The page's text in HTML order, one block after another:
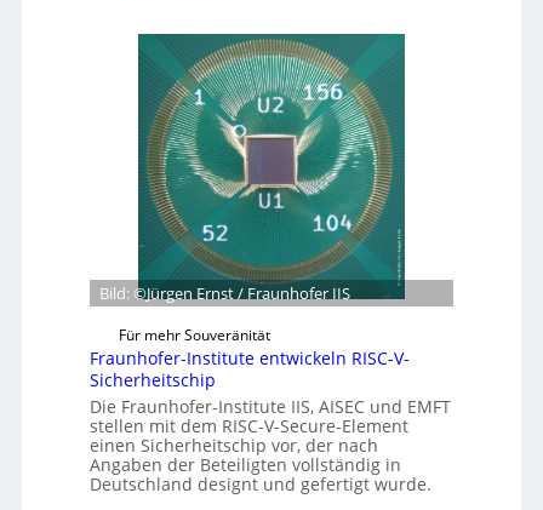
n
t
e
r
e
h
e
n
e
b
o
u
m
C
y
b
e
r
R
e
s
i
l
i
a
g
r
n
d
e
t
G
e
c
h
ä
f
t
s
Bild: ©Jürgen Ernst / Fraunhofer IIS
Für mehr Souveränität
Fraunhofer-Institute entwickeln RISC-V-
Sicherheitschip
Die Fraunhofer-Institute IIS, AISEC und EMFT
stellen mit dem RISC-V-Secure-Element
einen Sicherheitschip vor, der nach
Angaben der Beteiligten vollständig in
Deutschland designt und gefertigt wurde.